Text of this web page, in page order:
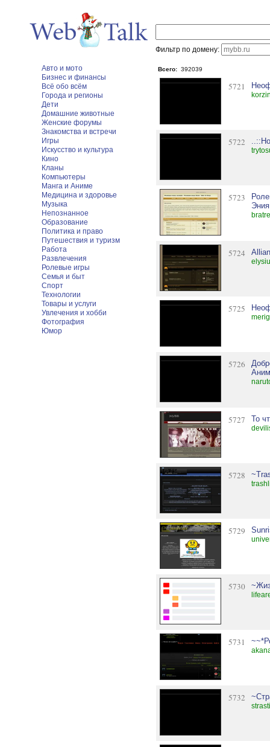
Фильтр по домену:
Авто и мото
Бизнес и финансы
Всё обо всём
Города и регионы
Дети
Домашние животные
Женские форумы
Знакомства и встречи
Игры
Искусство и культура
Кино
Кланы
Компьютеры
Манга и Аниме
Медицина и здоровье
Музыка
Непознанное
Образование
Политика и право
Путешествия и туризм
Работа
Развлечения
Ролевые игры
Семья и быт
Спорт
Технологии
Товары и услуги
Увлечения и хобби
Фотография
Юмор
Всего: 392039
5721
5722
5723
5724
5725
5726
5727 То
5728
5729
5730
5731
5732